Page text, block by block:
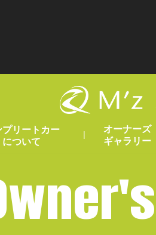
プリートカー
について
|
オーナーズ
ギャラリー